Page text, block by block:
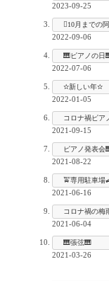
2023-09-25
10月までの
2022-09-06
🎹ピアノの日
2022-07-06
✫新しい年✫
2022-01-05
コロナ禍ピア
2021-09-15
ピアノ発表会
2021-08-22
🚖専用駐車場
2021-06-16
コロナ禍の梅
2021-06-04
🎹張弦🎹
2021-03-26